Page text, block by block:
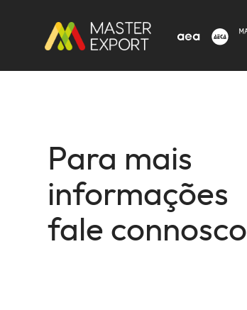
Para mais
informações
fale connosco